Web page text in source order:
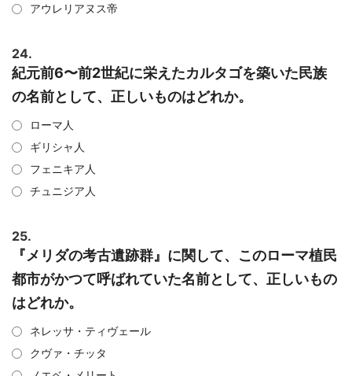
アウレリアヌス帝
24.
紀元前6〜前2世紀に栄えたカルタゴを築いた民族
の名前として、正しいものはどれか。
ローマ人
ギリシャ人
フェニキア人
チュニジア人
25.
『メリダの考古遺跡群』に関して、このローマ植民
都市がかつて呼ばれていた名前として、正しいもの
はどれか。
ネレッサ・ティヴェール
クヴァ・チッタ